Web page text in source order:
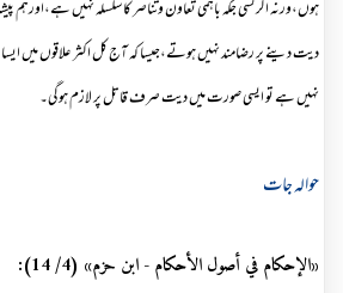
ہوں،ورنہ اگر کسی جگہ باہمی تعاون وتناصر کا سلسلہ نہیں
دیت دینے پر رضامند نہیں ہوتے،جیسا کہ آج کل اکثر علاقوں میں
نہیں ہے تو ایسی صورت میں دیت صرف قاتل پر لازم ہوگی۔
حوالہ جات
«الإحكام في أصول الأحكام - ابن حزم» (4/ 14):